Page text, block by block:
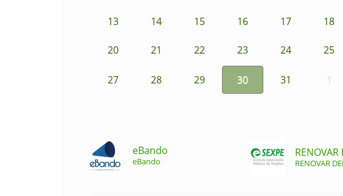
13 14 15 16 17 18
20 21 22 23 24 25
27 28 29 30 31 1
eBando
eBando RENOVAR